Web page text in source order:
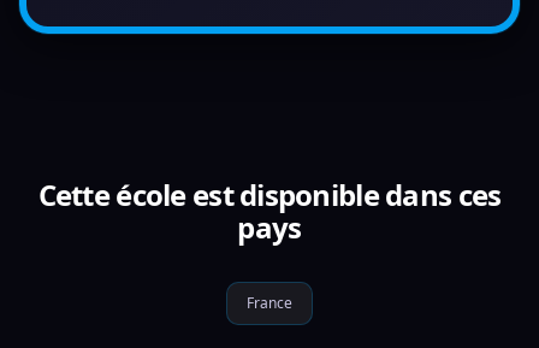
Cette école est disponible dans ces
pays
France